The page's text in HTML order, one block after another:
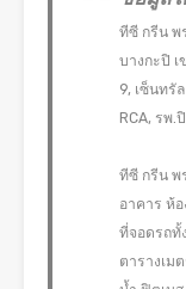
ทีซี กรีน พ
บางกะปิ เ
9, เซ็นทรั
RCA, รพ.
ทีซี กรีน พ
อาคาร ห้
ที่จอดรถทั้
ตารางเม